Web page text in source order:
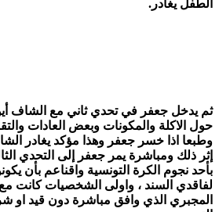
الطفل يغادر.
ثم يدخل جعفر في تحدي ثاني مع الشاف
حول الاكلة والمكونات وبعض العادات
وطبعا اذا خسر جعفر وهذا مؤكد يغادر
إثر ذلك ومباشرة يمر جعفر إلى التحدي
بأحد نجوم الكرة التونسية واقناعم بأن
لفاقدي السند ، واولى الشخصيات كانت
المجبري الذي وافق مباشرة دون قيد